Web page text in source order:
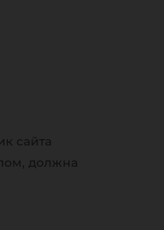
сайта
должна